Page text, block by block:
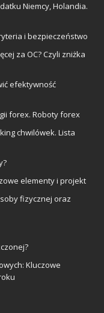
Niemcy, Holandia.
i bezpieczeństwo
za OC? Czyli zniżka
efektywność
forex. Roboty forex
chwilówek. Lista
elementy i projekt
fizycznej oraz
Kluczowe